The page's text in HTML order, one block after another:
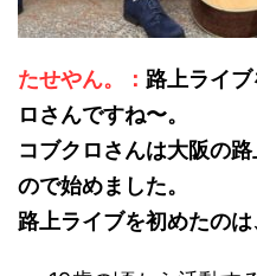
たせやん。： 路上ライ
ロさんですね〜。
コブクロさんは大阪の
ので始めました。
路上ライブを初めたのは